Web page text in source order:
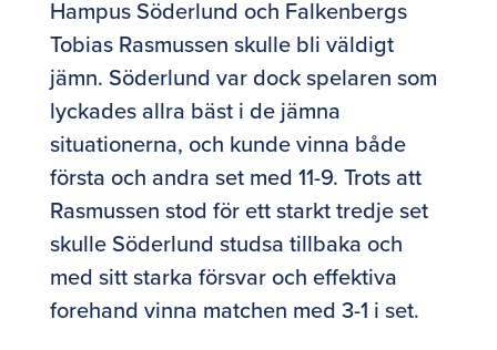
Hampus Söderlund och Falkenbergs
Tobias Rasmussen skulle bli väldigt
jämn. Söderlund var dock spelaren som
lyckades allra bäst i de jämna
situationerna, och kunde vinna både
första och andra set med 11-9. Trots att
Rasmussen stod för ett starkt tredje set
skulle Söderlund studsa tillbaka och
med sitt starka försvar och effektiva
forehand vinna matchen med 3-1 i set.